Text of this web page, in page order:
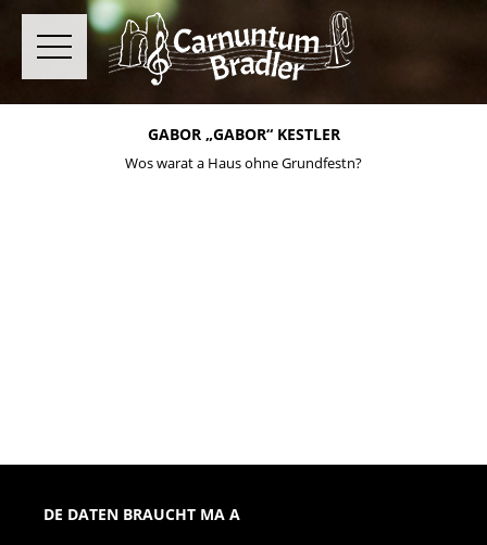
GABOR „GABOR“ KESTLER
Wos warat a Haus ohne Grundfestn?
DE DATEN BRAUCHT MA A